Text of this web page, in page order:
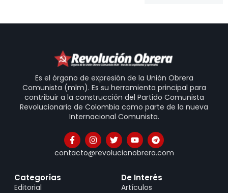
Es el órgano de expresión de la Unión Obrera
Comunista (mlm). Es su herramienta principal para
contribuir a la construcción del Partido Comunista
Revolucionario de Colombia como parte de la nueva
Internacional Comunista.
contacto@revolucionobrera.com
Categorías
Editorial
De Interés
Artículos